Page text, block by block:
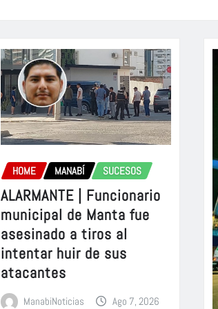
HOME MANABÍ SUCESOS
ALARMANTE | Funcionario
municipal de Manta fue
asesinado a tiros al
intentar huir de sus
atacantes
ManabiNoticias
Ago 7, 2026